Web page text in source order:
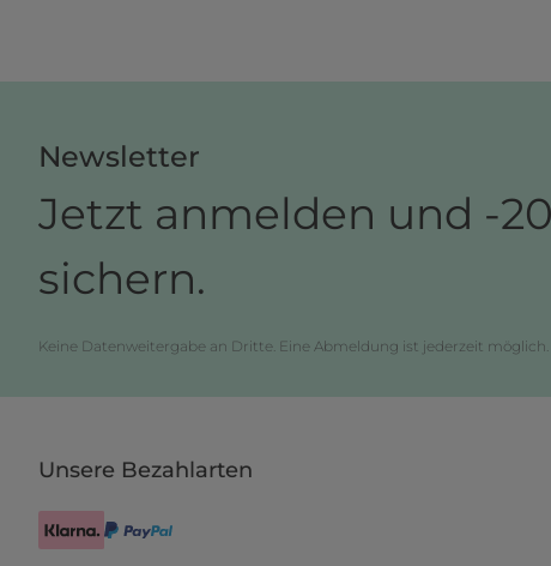
Newsletter
Jetzt anmelden und -
sichern.
Keine Datenweitergabe an Dritte. Eine Abmeldung ist jederzeit
Unsere Bezahlarten